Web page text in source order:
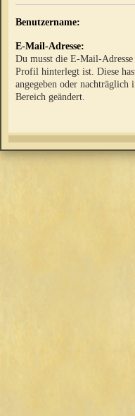
Benutzername:
E-Mail-Adresse:
Du musst die E-Mail-
Profil hinterlegt ist. Diese
angegeben oder nachträglich
Bereich geändert.